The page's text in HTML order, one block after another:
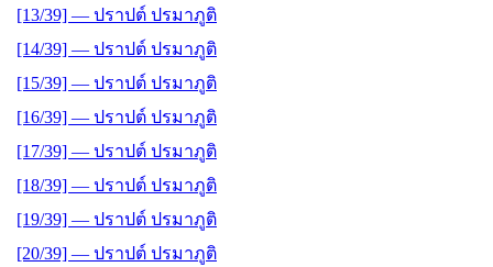
[13/39] — ปราปต์ ปรมาภูติ
[14/39] — ปราปต์ ปรมาภูติ
[15/39] — ปราปต์ ปรมาภูติ
[16/39] — ปราปต์ ปรมาภูติ
[17/39] — ปราปต์ ปรมาภูติ
[18/39] — ปราปต์ ปรมาภูติ
[19/39] — ปราปต์ ปรมาภูติ
[20/39] — ปราปต์ ปรมาภูติ